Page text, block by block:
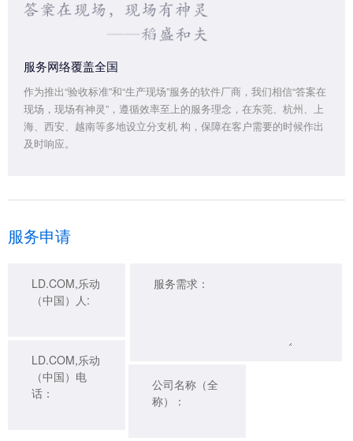
服务网络覆盖全国
作为推出“验收标准”和“生产现场”服务的软件厂商，我们相信“答案在
现场，现场有神灵”，遵循效率至上的服务理念，在东莞、杭州、上
海、西安、越南等多地设立分支机 构，保障在客户需要的时候作出
及时响应。
服务申请
LD.COM,乐动
（中国）人:
服务需求：
LD.COM,乐动
（中国）电
话：
公司名称（全
称）：